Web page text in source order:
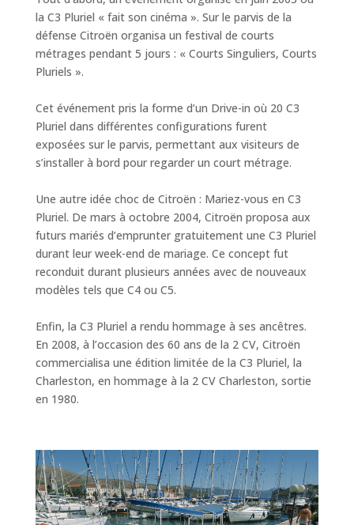
la C3 Pluriel « fait son cinéma ». Sur le parvis de la
défense Citroën organisa un festival de courts
métrages pendant 5 jours : « Courts Singuliers, Courts
Pluriels ».
Cet événement pris la forme d’un Drive-in où 20 C3
Pluriel dans différentes configurations furent
exposées sur le parvis, permettant aux visiteurs de
s’installer à bord pour regarder un court métrage.
Une autre idée choc de Citroën : Mariez-vous en C3
Pluriel. De mars à octobre 2004, Citroën proposa aux
futurs mariés d’emprunter gratuitement une C3 Pluriel
durant leur week-end de mariage. Ce concept fut
reconduit durant plusieurs années avec de nouveaux
modèles tels que C4 ou C5.
Enfin, la C3 Pluriel a rendu hommage à ses ancêtres.
En 2008, à l’occasion des 60 ans de la 2 CV, Citroën
commercialisa une édition limitée de la C3 Pluriel, la
Charleston, en hommage à la 2 CV Charleston, sortie
en 1980.